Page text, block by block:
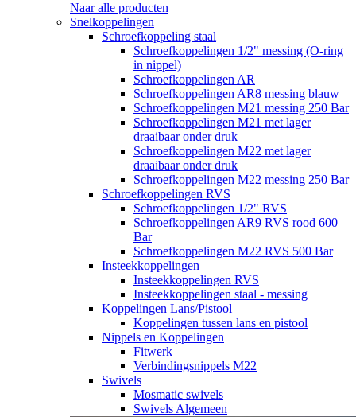
Naar alle producten
Snelkoppelingen
Schroefkoppeling staal
Schroefkoppelingen 1/2" messing (O-ring
in nippel)
Schroefkoppelingen AR
Schroefkoppelingen AR8 messing blauw
Schroefkoppelingen M21 messing 250 Bar
Schroefkoppelingen M21 met lager
draaibaar onder druk
Schroefkoppelingen M22 met lager
draaibaar onder druk
Schroefkoppelingen M22 messing 250 Bar
Schroefkoppelingen RVS
Schroefkoppelingen 1/2" RVS
Schroefkoppelingen AR9 RVS rood 600
Bar
Schroefkoppelingen M22 RVS 500 Bar
Insteekkoppelingen
Insteekkoppelingen RVS
Insteekkoppelingen staal - messing
Koppelingen Lans/Pistool
Koppelingen tussen lans en pistool
Nippels en Koppelingen
Fitwerk
Verbindingsnippels M22
Swivels
Mosmatic swivels
Swivels Algemeen